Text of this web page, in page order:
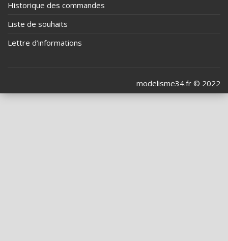
Historique des commandes
Liste de souhaits
Lettre d’informations
modelisme34.fr © 2022